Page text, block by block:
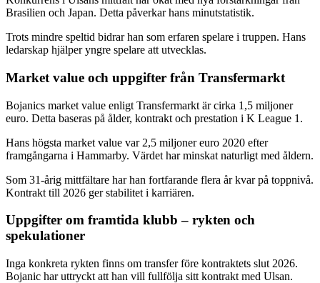
Brasilien och Japan. Detta påverkar hans minutstatistik.
Trots mindre speltid bidrar han som erfaren spelare i truppen. Hans
ledarskap hjälper yngre spelare att utvecklas.
Market value och uppgifter från Transfermarkt
Bojanics market value enligt Transfermarkt är cirka 1,5 miljoner
euro. Detta baseras på ålder, kontrakt och prestation i K League 1.
Hans högsta market value var 2,5 miljoner euro 2020 efter
framgångarna i Hammarby. Värdet har minskat naturligt med åldern.
Som 31-årig mittfältare har han fortfarande flera år kvar på toppnivå.
Kontrakt till 2026 ger stabilitet i karriären.
Uppgifter om framtida klubb – rykten och
spekulationer
Inga konkreta rykten finns om transfer före kontraktets slut 2026.
Bojanic har uttryckt att han vill fullfölja sitt kontrakt med Ulsan.